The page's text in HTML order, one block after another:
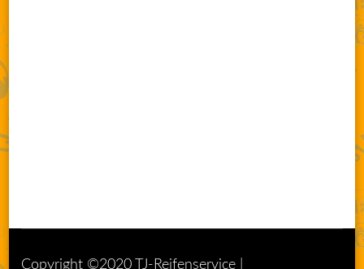
Copyright ©2020 TJ-Reifenservice |